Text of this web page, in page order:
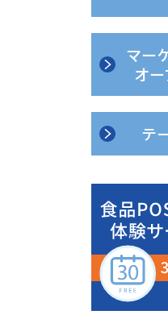
マー
オ
テ